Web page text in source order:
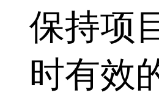
保持项
时有效